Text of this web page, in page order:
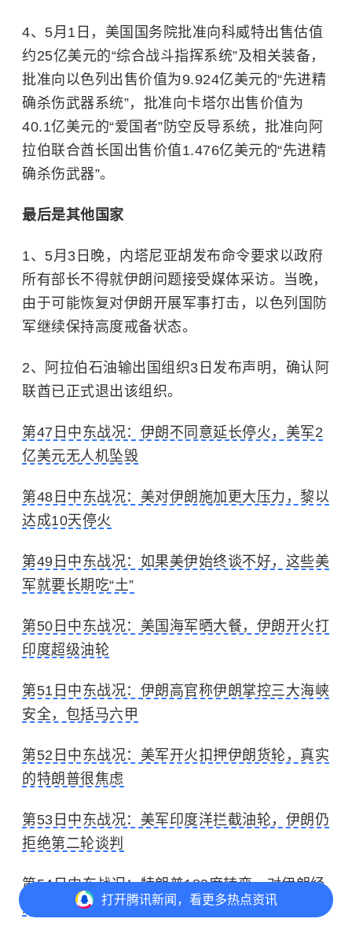
4、5月1日，美国国务院批准向科威特出售估值
约25亿美元的“综合战斗指挥系统”及相关装备，
批准向以色列出售价值为9.924亿美元的“先进精
确杀伤武器系统”，批准向卡塔尔出售价值为
40.1亿美元的“爱国者”防空反导系统，批准向阿
拉伯联合酋长国出售价值1.476亿美元的“先进精
确杀伤武器”。
最后是其他国家
1、5月3日晚，内塔尼亚胡发布命令要求以政府
所有部长不得就伊朗问题接受媒体采访。当晚，
由于可能恢复对伊朗开展军事打击，以色列国防
军继续保持高度戒备状态。
2、阿拉伯石油输出国组织3日发布声明，确认阿
联酋已正式退出该组织。
第47日中东战况：伊朗不同意延长停火，美军2
亿美元无人机坠毁
第48日中东战况：美对伊朗施加更大压力，黎以
达成10天停火
第49日中东战况：如果美伊始终谈不好，这些美
军就要长期吃“土”
第50日中东战况：美国海军晒大餐，伊朗开火打
印度超级油轮
第51日中东战况：伊朗高官称伊朗掌控三大海峡
安全，包括马六甲
第52日中东战况：美军开火扣押伊朗货轮，真实
的特朗普很焦虑
第53日中东战况：美军印度洋拦截油轮，伊朗仍
拒绝第二轮谈判
第54日中东战况：特朗普180度转变，对伊朗经
济封锁加剧
打开腾讯新闻，看更多热点资讯